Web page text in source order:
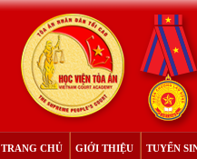
TRANG CHỦ GIỚI THIỆU TUYỂN